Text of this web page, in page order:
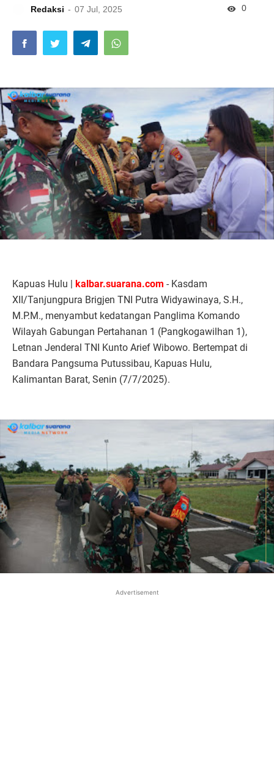
Redaksi 07 Jul, 2025 0
Kapuas Hulu | kalbar.suarana.com - Kasdam
XII/Tanjungpura Brigjen TNI Putra Widyawinaya, S.H.,
M.P.M., menyambut kedatangan Panglima Komando
Wilayah Gabungan Pertahanan 1 (Pangkogawilhan 1),
Letnan Jenderal TNI Kunto Arief Wibowo. Bertempat di
Bandara Pangsuma Putussibau, Kapuas Hulu,
Kalimantan Barat, Senin (7/7/2025).
Advertisement